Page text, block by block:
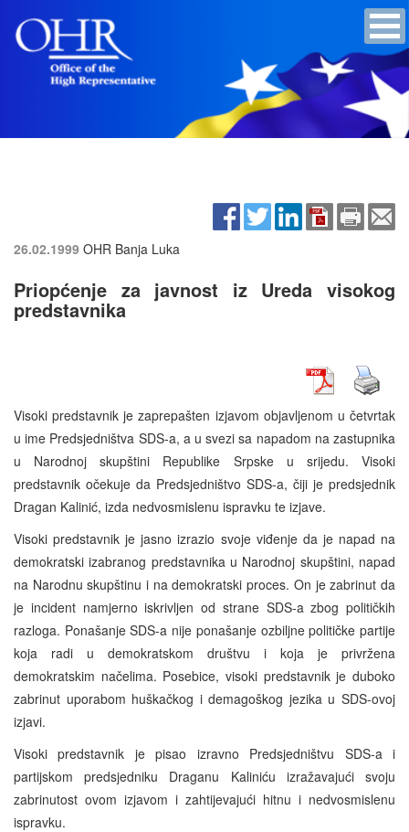
26.02.1999 OHR Banja Luka
Priopćenje za javnost iz Ureda visokog
predstavnika
Visoki predstavnik je zaprepašten izjavom objavljenom u četvrtak
u ime Predsjedništva SDS-a, a u svezi sa napadom na zastupnika
u Narodnoj skupštini Republike Srpske u srijedu. Visoki
predstavnik očekuje da Predsjedništvo SDS-a, čiji je predsjednik
Dragan Kalinić, izda nedvosmislenu ispravku te izjave.
Visoki predstavnik je jasno izrazio svoje viđenje da je napad na
demokratski izabranog predstavnika u Narodnoj skupštini, napad
na Narodnu skupštinu i na demokratski proces. On je zabrinut da
je incident namjerno iskrivljen od strane SDS-a zbog političkih
razloga. Ponašanje SDS-a nije ponašanje ozbiljne političke partije
koja radi u demokratskom društvu i koja je privržena
demokratskim načelima. Posebice, visoki predstavnik je duboko
zabrinut uporabom huškačkog i demagoškog jezika u SDS-ovoj
izjavi.
Visoki predstavnik je pisao izravno Predsjedništvu SDS-a i
partijskom predsjedniku Draganu Kaliniću izražavajući svoju
zabrinutost ovom izjavom i zahtijevajući hitnu i nedvosmislenu
ispravku.